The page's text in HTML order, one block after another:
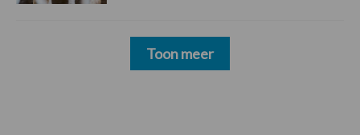
Toon meer